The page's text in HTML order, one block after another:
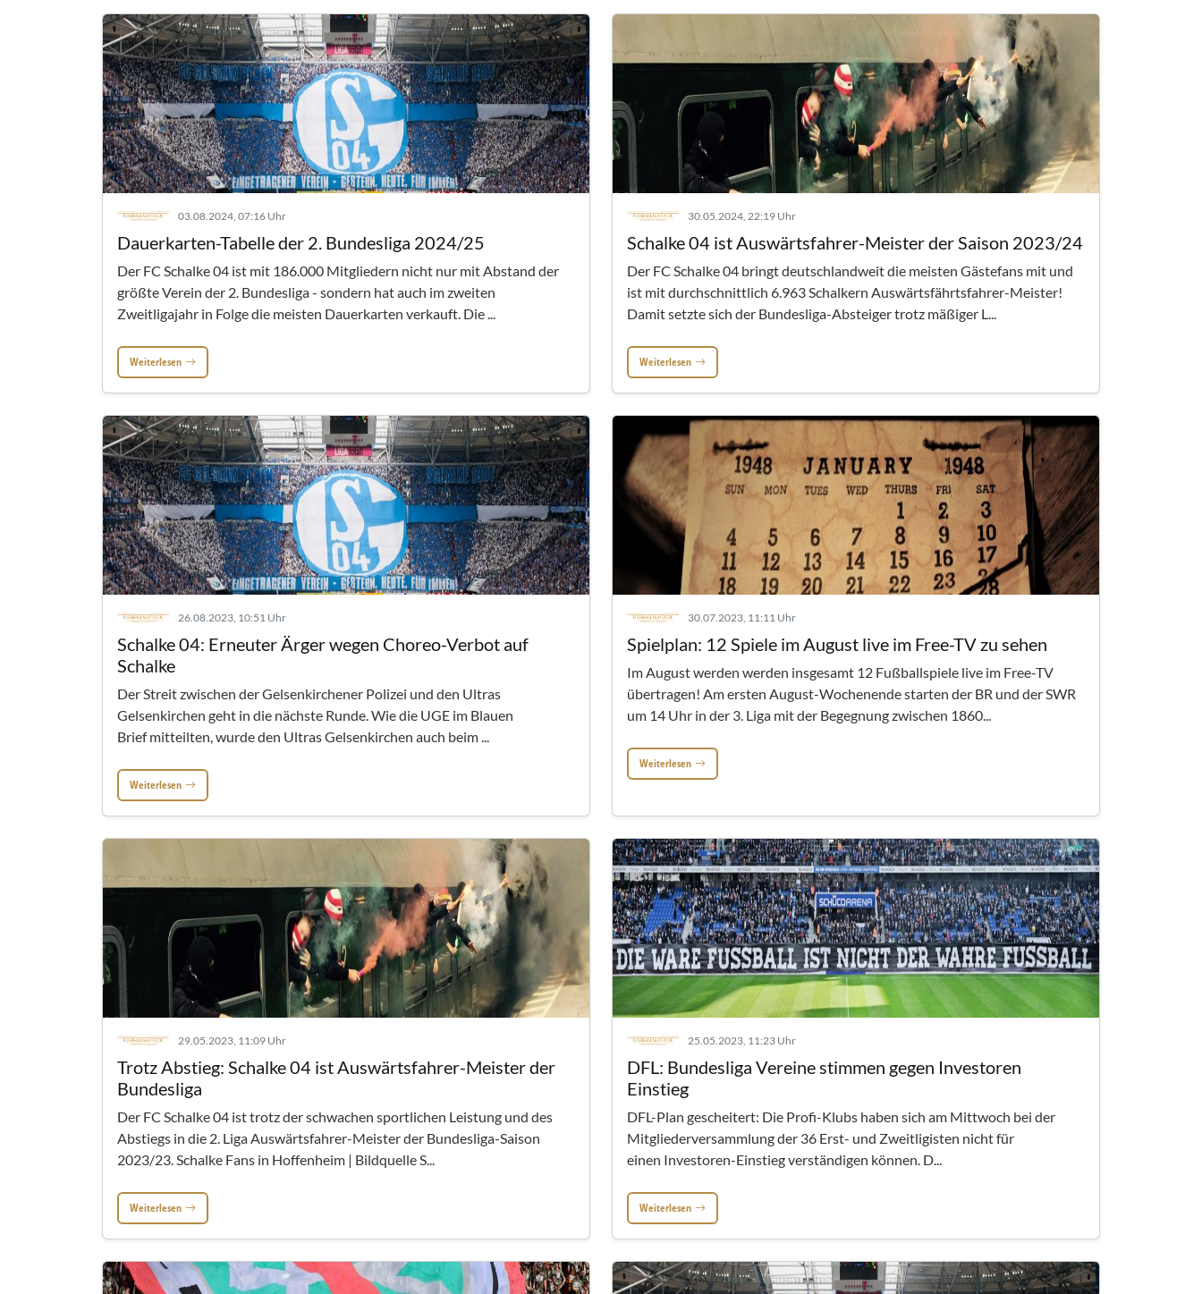
03.08.2024, 07:16 Uhr
Dauerkarten-Tabelle der 2. Bundesliga 2024/25
Der FC Schalke 04 ist mit 186.000 Mitgliedern nicht nur mit Abstand der
größte Verein der 2. Bundesliga - sondern hat auch im zweiten
Zweitligajahr in Folge die meisten Dauerkarten verkauft. Die ...
Weiterlesen
30.05.2024, 22:19 Uhr
Schalke 04 ist Auswärtsfahrer-Meister der Saison 2023/24
Der FC Schalke 04 bringt deutschlandweit die meisten Gästefans mit und
ist mit durchschnittlich 6.963 Schalkern Auswärtsfährtsfahrer-Meister!
Damit setzte sich der Bundesliga-Absteiger trotz mäßiger L...
Weiterlesen
26.08.2023, 10:51 Uhr
Schalke 04: Erneuter Ärger wegen Choreo-Verbot auf
Schalke
Der Streit zwischen der Gelsenkirchener Polizei und den Ultras
Gelsenkirchen geht in die nächste Runde. Wie die UGE im Blauen
Brief mitteilten, wurde den Ultras Gelsenkirchen auch beim ...
Weiterlesen
30.07.2023, 11:11 Uhr
Spielplan: 12 Spiele im August live im Free-TV zu sehen
Im August werden werden insgesamt 12 Fußballspiele live im Free-TV
übertragen! Am ersten August-Wochenende starten der BR und der SWR
um 14 Uhr in der 3. Liga mit der Begegnung zwischen 1860...
Weiterlesen
29.05.2023, 11:09 Uhr
Trotz Abstieg: Schalke 04 ist Auswärtsfahrer-Meister der
Bundesliga
Der FC Schalke 04 ist trotz der schwachen sportlichen Leistung und des
Abstiegs in die 2. Liga Auswärtsfahrer-Meister der Bundesliga-Saison
2023/23. Schalke Fans in Hoffenheim | Bildquelle S...
Weiterlesen
25.05.2023, 11:23 Uhr
DFL: Bundesliga Vereine stimmen gegen Investoren
Einstieg
DFL-Plan gescheitert: Die Profi-Klubs haben sich am Mittwoch bei der
Mitgliederversammlung der 36 Erst- und Zweitligisten nicht für
einen Investoren-Einstieg verständigen können. D...
Weiterlesen